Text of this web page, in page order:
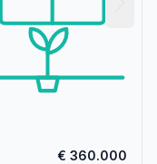
€ 360.000